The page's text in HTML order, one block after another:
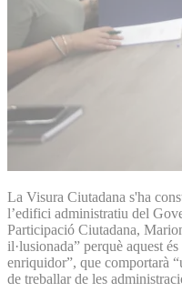
La Visura Ciutadana s'ha
l’edifici administratiu del
Participació Ciutadana,
il·lusionada” perquè aquest
enriquidor”, que comportarà
de treballar de les